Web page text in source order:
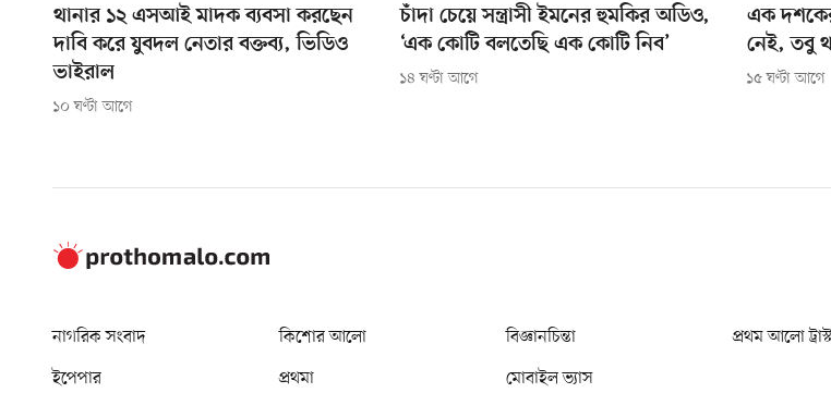
থানার ১২ এসআই মাদক ব্যবসা করছেন
দাবি করে যুবদল নেতার বক্তব্য, ভিডিও
ভাইরাল
১০ ঘণ্টা আগে
চাঁদা চেয়ে সন্ত্রাসী ইমনের হুমকির অডিও,
‘এক কোটি বলতেছি এক কোটি নিব’
১৪ ঘণ্টা আগে
এক
নেই, তবু
১৫ ঘণ্টা আগে
নাগরিক সংবাদ কিশোর আলো বিজ্ঞানচিন্তা প্রথম আলো ট্রাস্ট
ইপেপার
প্রথমা মোবাইল ভ্যাস